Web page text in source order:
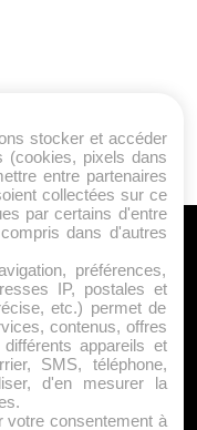
?
stocker et accéder
(cookies, pixels dans
entre partenaires
collectées sur ce
par certains d'entre
dans d'autres
préférences,
IP, postales et
etc.) permet de
contenus, offres
appareils et
SMS, téléphone,
d'en mesurer la
votre consentement à